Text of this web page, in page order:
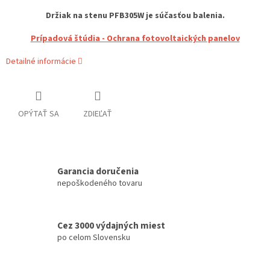
Držiak na stenu PFB305W je súčasťou balenia.
Prípadová štúdia - Ochrana fotovoltaických panelov
Detailné informácie
OPÝTAŤ SA ZDIEĽAŤ
Garancia doručenia
nepoškodeného tovaru
Cez 3000 výdajných miest
po celom Slovensku